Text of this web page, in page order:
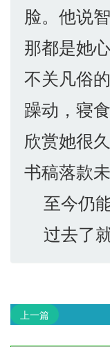
脸。他说
那都是她
不关凡俗
躁动，寝
欣赏她很
书稿落款
至今仍
过去了就
上一篇